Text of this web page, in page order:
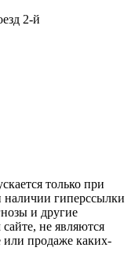
2-й
только при
наличии гиперссылки
и другие
не являются
или продаже каких-